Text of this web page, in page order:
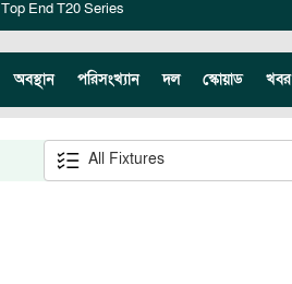
Top End T20 Series
অবস্থান পরিসংখ্যান দল স্কোয়াড খবর
All Fixtures